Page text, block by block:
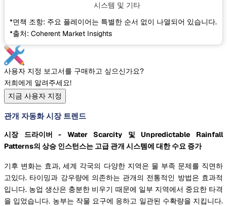
시스템 및 기타
*면책 조항: 주요 플레이어는 특별한 순서 없이 나열되어 있습니다.
*출처: Coherent Market Insights
사용자 지정 보고서를 구매하고 싶으신가요?
저희에게 알려주세요!
지금 사용자 지정
관개 자동화 시장 트렌드
시장 드라이버 - Water Scarcity 및 Unpredictable Rainfall
Patterns의 상승 인스턴스는 고급 관개 시스템에 대한 수요 증가
기후 변화는 효과, 세계 각국의 다양한 지역은 물 부족 문제를 직면하
고있다. 타이밍과 강우량에 의존하는 관개의 전통적인 방법은 효과적
입니다. 농업 생산은 충분한 비우기 때문에 일부 지역에서 중요한 타격
을 입었습니다. 농부는 작물 요구에 응하고 일관된 수확량을 지킵니다.